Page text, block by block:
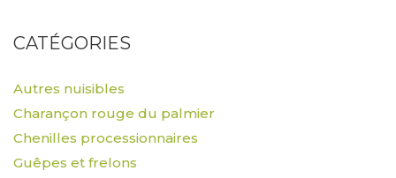
CATÉGORIES
Autres nuisibles
Charançon rouge du palmier
Chenilles processionnaires
Guêpes et frelons